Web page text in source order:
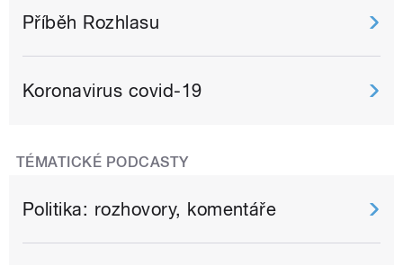
Příběh Rozhlasu
Koronavirus covid-19
TÉMATICKÉ PODCASTY
Politika: rozhovory, komentáře